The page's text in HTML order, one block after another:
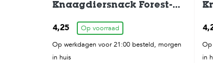
Knaagdiersnack Forest-
4,25
Op voorraad
Op werkdagen voor 21:00 besteld, morgen
in huis
Op
in